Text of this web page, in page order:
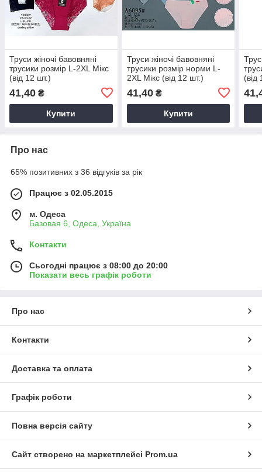
Труси жіночі бавовняні
трусики розмір L-2XL Мікс
(від 12 шт.)
41,40 ₴
Купити
Труси жіночі бавовняні
трусики розмір норми L-
2XL Мікс (від 12 шт.)
41,40₴
Купити
(від
Про нас
65% позитивних з 36 відгуків за рік
Працює з 02.05.2015
м. Одеса
Базовая 6, Одеса, Україна
Контакти
Сьогодні працює з 08:00 до 20:00
Показати весь графік роботи
Про нас
Контакти
Доставка та оплата
Графік роботи
Повна версія сайту
Сайт створено на маркетплейсі Prom.ua